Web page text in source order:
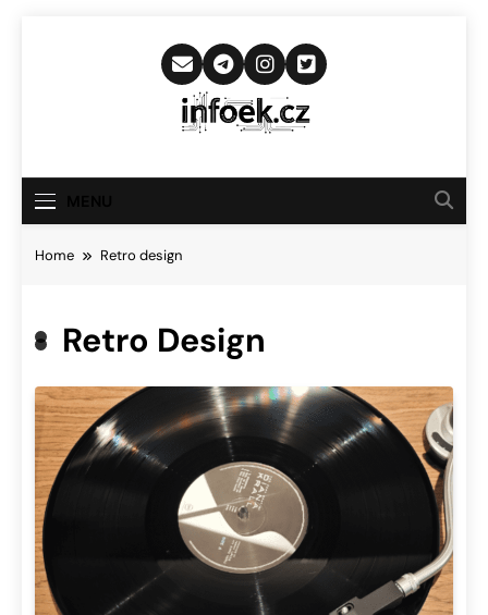
Infoek.cz
Novinkám
Home Retro design
Retro Design